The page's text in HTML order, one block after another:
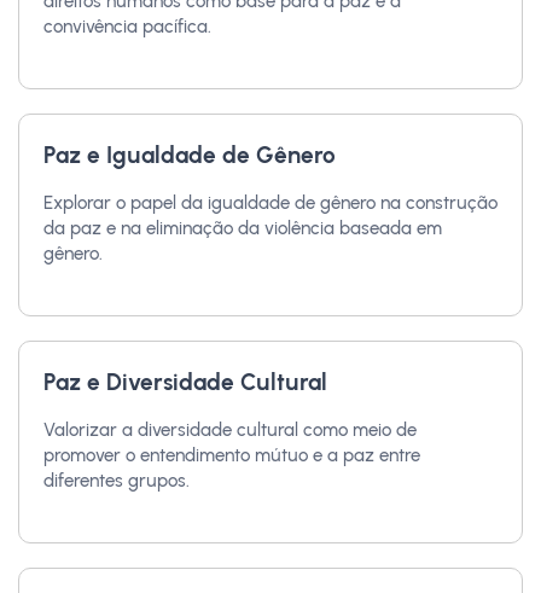
convivência pacífica.
Paz e Igualdade de Gênero
Explorar o papel da igualdade de gênero na construção
da paz e na eliminação da violência baseada em
gênero.
Paz e Diversidade Cultural
Valorizar a diversidade cultural como meio de
promover o entendimento mútuo e a paz entre
diferentes grupos.